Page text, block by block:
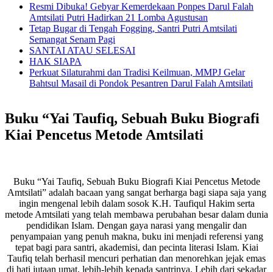
Resmi Dibuka! Gebyar Kemerdekaan Ponpes Darul Falah
Amtsilati Putri Hadirkan 21 Lomba Agustusan
Tetap Bugar di Tengah Fogging, Santri Putri Amtsilati
Semangat Senam Pagi
SANTAI ATAU SELESAI
HAK SIAPA
Perkuat Silaturahmi dan Tradisi Keilmuan, MMPJ Gelar
Bahtsul Masail di Pondok Pesantren Darul Falah Amtsilati
Buku “Yai Taufiq, Sebuah Buku Biografi
Kiai Pencetus Metode Amtsilati
Buku “Yai Taufiq, Sebuah Buku Biografi Kiai Pencetus Metode
Amtsilati” adalah bacaan yang sangat berharga bagi siapa saja yang
ingin mengenal lebih dalam sosok K.H. Taufiqul Hakim serta
metode Amtsilati yang telah membawa perubahan besar dalam dunia
pendidikan Islam. Dengan gaya narasi yang mengalir dan
penyampaian yang penuh makna, buku ini menjadi referensi yang
tepat bagi para santri, akademisi, dan pecinta literasi Islam. Kiai
Taufiq telah berhasil mencuri perhatian dan menorehkan jejak emas
di hati jutaan umat, lebih-lebih kepada santrinya. Lebih dari sekadar